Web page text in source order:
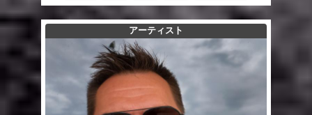
アーティスト